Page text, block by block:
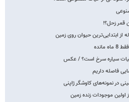
قمر زحل؟!
حیات سیاره سرخ است؟ / عکس
فاصله داریم
در نمونه‌های کاوشگر ژاپنی